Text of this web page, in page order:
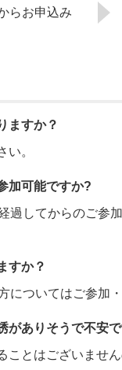
らお申込み
ますか？
い。
加可能ですか?
過してからのご参
すか？
についてはご参加
がありそうで不安
ことはございませ